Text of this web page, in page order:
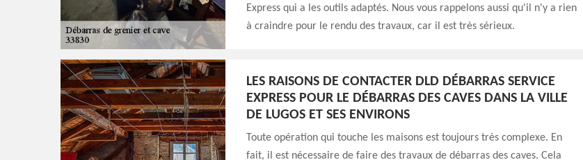
Express qui a les outils adaptés. Nous vous rappelons aussi qu'il n'y a rien
à craindre pour le rendu des travaux, car il est très sérieux.
LES RAISONS DE CONTACTER DLD DÉBARRAS SERVICE
EXPRESS POUR LE DÉBARRAS DES CAVES DANS LA VILLE
DE LUGOS ET SES ENVIRONS
Toute opération qui touche les maisons est toujours très complexe. En
fait, il est nécessaire de faire des travaux de débarras des caves. Cela